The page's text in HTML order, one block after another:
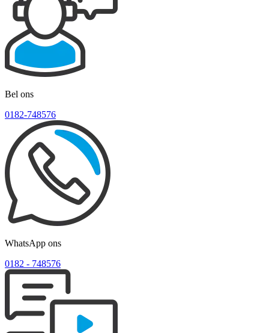
Bel ons
0182-748576
WhatsApp ons
0182 ‑ 748576